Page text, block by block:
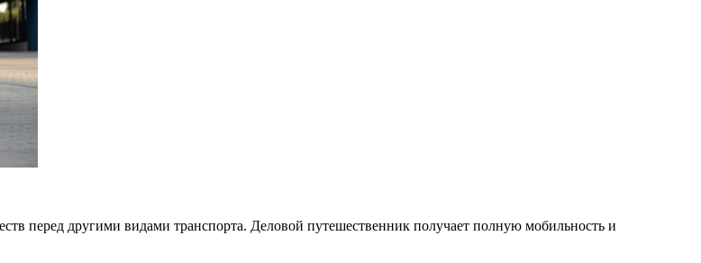
перед другими видами транспорта. Деловой путешественник получает полную мобильность и